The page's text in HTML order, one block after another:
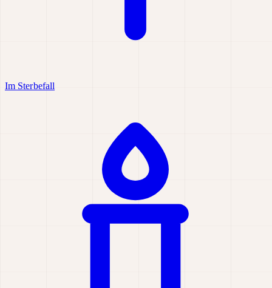
Im Sterbefall